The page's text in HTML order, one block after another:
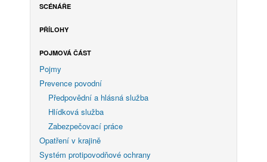
SCÉNÁŘE
PŘÍLOHY
POJMOVÁ ČÁST
Pojmy
Prevence povodní
Předpovědní a hlásná služba
Hlídková služba
Zabezpečovací práce
Opatření v krajině
Systém protipovodňové ochrany